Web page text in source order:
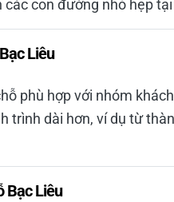
con đường nhỏ hẹp
Liêu
phù hợp với nhóm
trình dài hơn, ví dụ từ
Bạc Liêu